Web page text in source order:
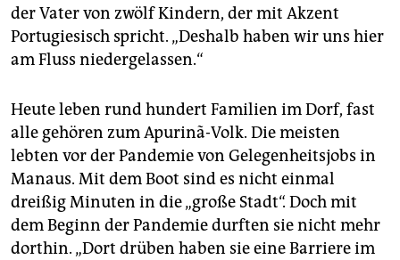
der Vater von zwölf Kindern, der mit Akzent
Portugiesisch spricht. „Deshalb haben wir uns hier
am Fluss niedergelassen.“
Heute leben rund hundert Familien im Dorf, fast
alle gehören zum Apurinã-Volk. Die meisten
lebten vor der Pandemie von Gelegenheitsjobs in
Manaus. Mit dem Boot sind es nicht einmal
dreißig Minuten in die „große Stadt“. Doch mit
dem Beginn der Pandemie durften sie nicht mehr
dorthin. „Dort drüben haben sie eine Barriere im